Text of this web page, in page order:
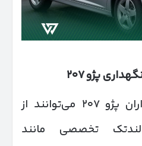
پژو۲۰۷
در مرداد ۱۴۰۴، خریداران پژو ۲۰۷ می‌توانند از
تخصصی مانند